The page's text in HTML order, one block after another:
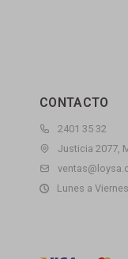
CONTACTO
2401 35 32
Justicia 2077,
Lunes a